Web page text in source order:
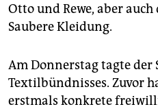
Otto und Rewe, aber
Saubere Kleidung.
Am Donnerstag tagte der
Textilbündnisses. Zuvor
erstmals konkrete